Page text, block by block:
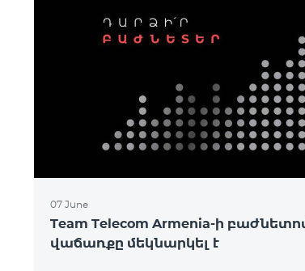
07 June
Team Telecom Armenia-ի
վաճառքը մեկնարկել է